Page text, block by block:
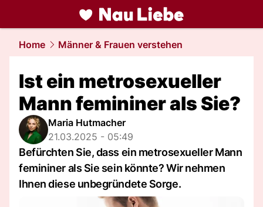
liebe.NAU.ch
Home Männer & Frauen verstehen
Ist ein metrosexueller
Mann femininer als Sie?
Maria Hutmacher
21.03.2025 - 05:49
Befürchten Sie, dass ein metrosexueller Mann
femininer als Sie sein könnte? Wir nehmen
Ihnen diese unbegründete Sorge.